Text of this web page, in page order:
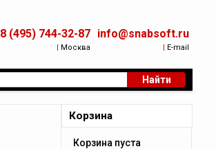
8 (495) 744-32-87
| Москва
info@snabsoft.ru
| E-mail
Найти
Корзина
Корзина пуста